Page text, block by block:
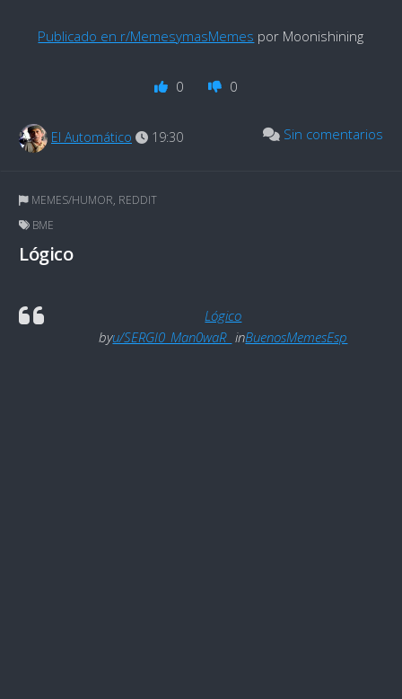
Publicado en r/MemesymasMemes por Moonishining
0 0
El Automático 19:30 Sin comentarios
MEMES/HUMOR, REDDIT
BME
Lógico
Lógico
byu/SERGI0_Man0waR_ inBuenosMemesEsp